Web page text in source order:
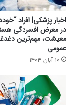
اخبار پزشکی| افراد
در معرض افسردگی
معیشت، مهم‌ترین
عمومی
۱۰ آبان ۱۴۰۴